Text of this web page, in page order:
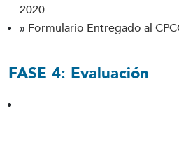
2020
» Formulario Entregado al
FASE 4: Evaluación